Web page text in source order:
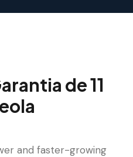
de 11
and faster-growing